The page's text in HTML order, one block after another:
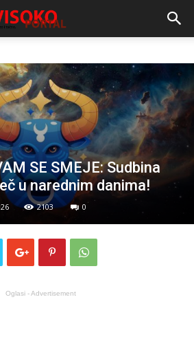
SE SMEJE: Sudbina
u narednim danima!
2103 0
Oglasi - Advertisement